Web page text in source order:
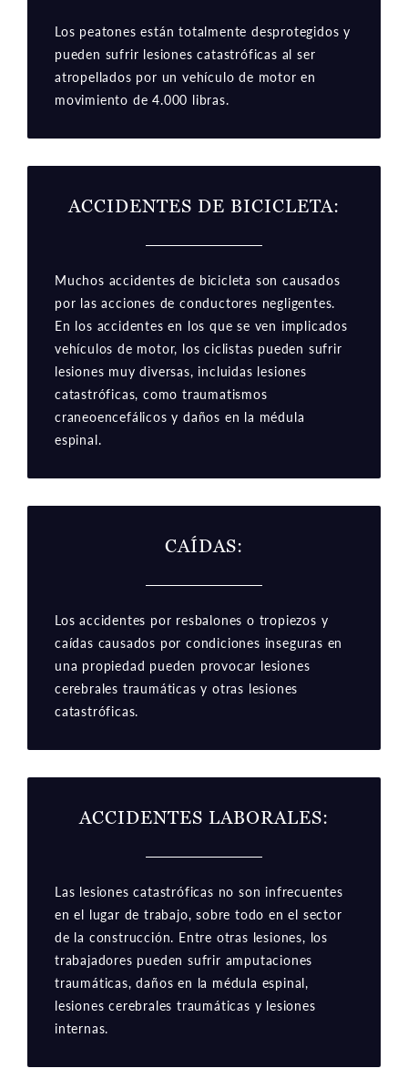
Los peatones están totalmente desprotegidos y
pueden sufrir lesiones catastróficas al ser
atropellados por un vehículo de motor en
movimiento de 4.000 libras.
ACCIDENTES DE BICICLETA:
Muchos accidentes de bicicleta son causados
por las acciones de conductores negligentes.
En los accidentes en los que se ven implicados
vehículos de motor, los ciclistas pueden sufrir
lesiones muy diversas, incluidas lesiones
catastróficas, como traumatismos
craneoencefálicos y daños en la médula
espinal.
CAÍDAS:
Los accidentes por resbalones o tropiezos y
caídas causados por condiciones inseguras en
una propiedad pueden provocar lesiones
cerebrales traumáticas y otras lesiones
catastróficas.
ACCIDENTES LABORALES:
Las lesiones catastróficas no son infrecuentes
en el lugar de trabajo, sobre todo en el sector
de la construcción. Entre otras lesiones, los
trabajadores pueden sufrir amputaciones
traumáticas, daños en la médula espinal,
lesiones cerebrales traumáticas y lesiones
internas.